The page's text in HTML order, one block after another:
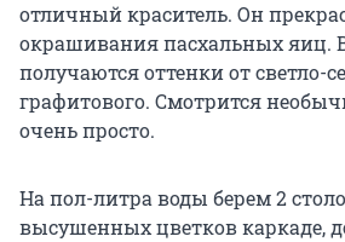
отличный краситель. Он
окрашивания пасхальных яиц. В
получаются оттенки от светло-
графитового. Смотрится
очень просто.
На пол-литра воды берем 2
высушенных цветков каркаде,